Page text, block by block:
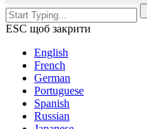
ESC щоб закрити
English
French
German
Portuguese
Spanish
Russian